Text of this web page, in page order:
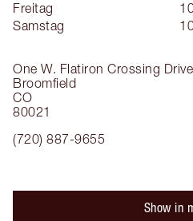
One W. Flatiron Crossing Drive
Broomfield
CO
80021
(720) 887-9655
Freitag
Samstag
Show in